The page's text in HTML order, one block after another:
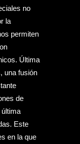
no
la
permiten
Última
una fusión
de
Este
en la que